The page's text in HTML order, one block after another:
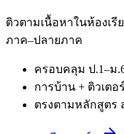
ติวตามเนื้อหาในห้องเ
ภาค–ปลายภาค
ครอบคลุม ป.1–ม
การบ้าน + ติวเตอร์
ตรงตามหลักสูตร